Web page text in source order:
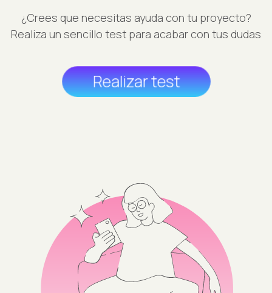
¿Crees que necesitas ayuda con tu proyecto?
Realiza un sencillo test para acabar con tus dudas
Realizar test